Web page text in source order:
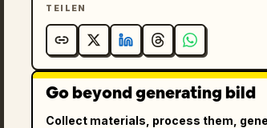
TEILEN
Go beyond generating bild
Collect materials, process them,